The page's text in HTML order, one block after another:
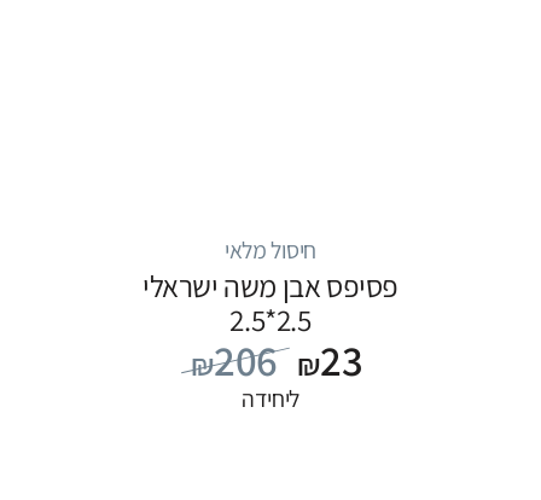
חיסול מלאי
פסיפס אבן משה ישראלי
2.5*2.5
₪206 ₪23
ליחידה